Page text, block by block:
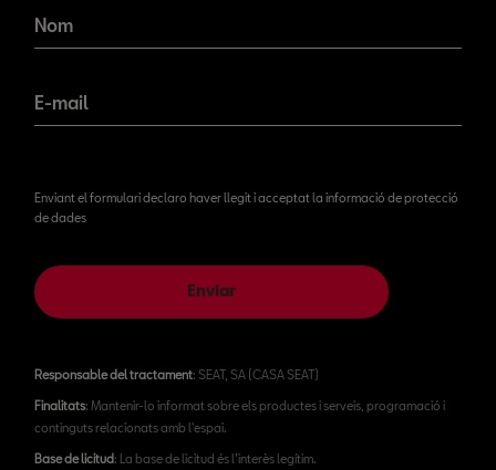
novetats!
Nom
E-mail
Enviant el formulari declaro haver llegit i acceptat la informació de protecció
de dades
Enviar
Responsable del tractament: SEAT, SA (CASA SEAT)
Finalitats: Mantenir-lo informat sobre els productes i serveis, programació i
continguts relacionats amb l'espai.
Base de licitud: La base de licitud és l’interès legítim.